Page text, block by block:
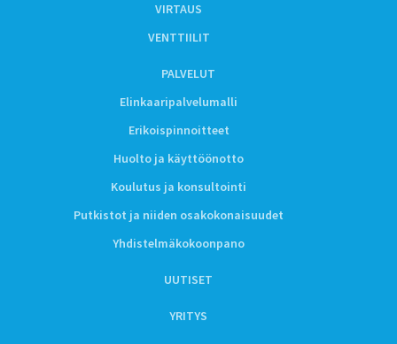
VIRTAUS
VENTTIILIT
PALVELUT
Elinkaaripalvelumalli
Erikoispinnoitteet
Huolto ja käyttöönotto
Koulutus ja konsultointi
Putkistot ja niiden osakokonaisuudet
Yhdistelmäkokoonpano
UUTISET
YRITYS